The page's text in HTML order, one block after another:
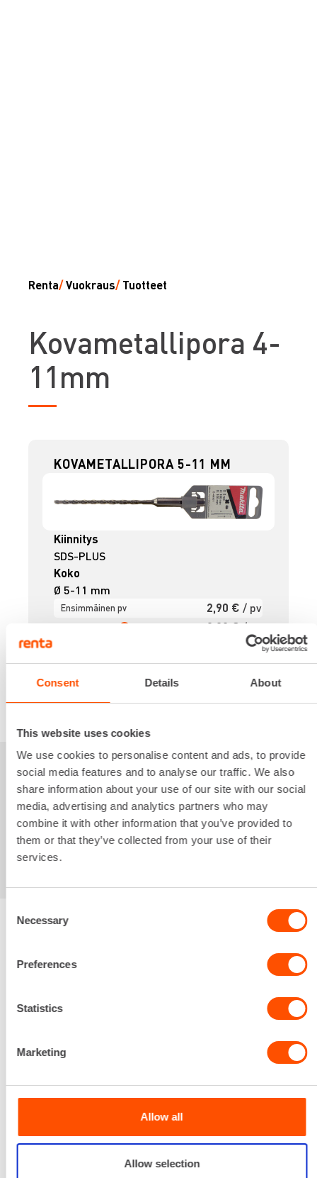
Consent Details About
This website uses cookies
We use cookies to personalise content and ads, to provide
social media features and to analyse our traffic. We also
share information about your use of our site with our social
media, advertising and analytics partners who may
combine it with other information that you’ve provided to
them or that they’ve collected from your use of their
services.
Selection
Necessary
Preferences
Statistics
Marketing
Allow all
Allow selection
Renta/Vuokraus/ Tuotteet
Kovametallipora 4-
11mm
KOVAMETALLIPORA 5-11 MM
Kiinnitys
SDS-PLUS
Koko
Ø 5-11 mm
Ensimmäinen pv 2,90 € / pv
Seuraavat pv 2,32 €/ pv
/ kk
Alv 0 %
VUOKRAA
Sinua saattaisi
kiinnostaa myös
Renta palvelee